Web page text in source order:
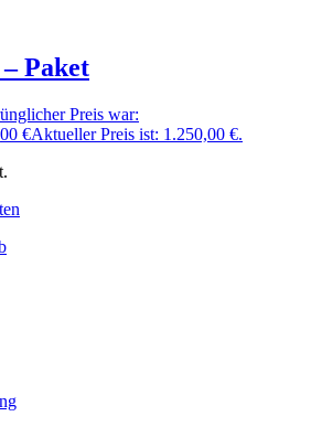
Paket
Preis war:
€Aktueller Preis ist: 1.250,00 €.